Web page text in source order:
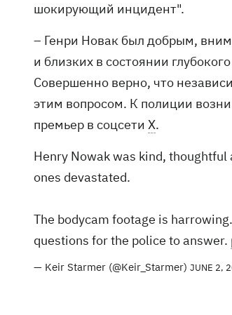
шокирующий инцидент".
– Генри Новак был добрым,
и близких в состоянии
Совершенно верно, что
этим вопросом. К полиции
премьер в соцсети Х.
Henry Nowak was kind,
ones devastated.
The bodycam footage is
questions for the police to answer.
— Keir Starmer (@Keir_Starmer) JUNE 2,